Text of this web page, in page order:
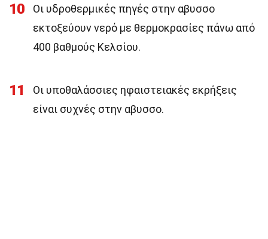
10
Οι υδροθερμικές πηγές στην αβυσσο
εκτοξεύουν νερό με θερμοκρασίες πάνω από
400 βαθμούς Κελσίου.
11
Οι υποθαλάσσιες ηφαιστειακές εκρήξεις
είναι συχνές στην αβυσσο.